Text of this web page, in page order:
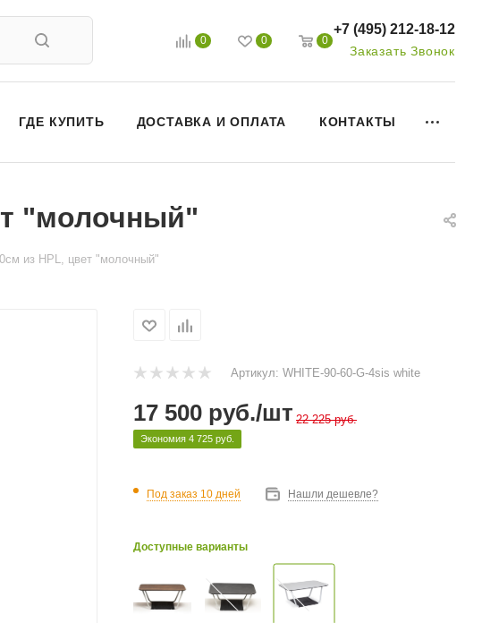
0 0 0
+7 (495) 212-18-12
Заказать Звонок
ГДЕ КУПИТЬ ДОСТАВКА И ОПЛАТА КОНТАКТЫ
"молочный"
из HPL, цвет "молочный"
Артикул: WHITE-90-60-G-4sis white
17 500 руб./шт 22 225руб.
Экономия 4 725 руб.
Под заказ 10 дней Нашли дешевле?
Доступные варианты